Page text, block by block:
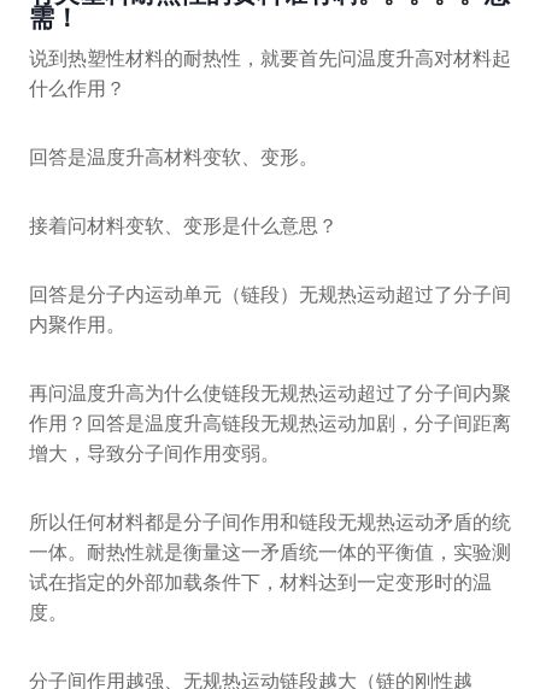
需！
说到热塑性材料的耐热性，就要首先问温度升高对材料起
什么作用？
回答是温度升高材料变软、变形。
接着问材料变软、变形是什么意思？
回答是分子内运动单元（链段）无规热运动超过了分子间
内聚作用。
再问温度升高为什么使链段无规热运动超过了分子间内聚
作用？回答是温度升高链段无规热运动加剧，分子间距离
增大，导致分子间作用变弱。
所以任何材料都是分子间作用和链段无规热运动矛盾的统
一体。耐热性就是衡量这一矛盾统一体的平衡值，实验测
试在指定的外部加载条件下，材料达到一定变形时的温
度。
分子间作用越强、无规热运动链段越大（链的刚性越